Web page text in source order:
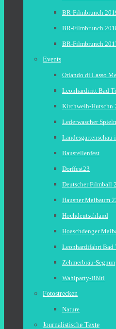
BR-Filmbrunch
BR-Filmbrunch
BR-Filmbrunch
Events
Orlando di Lasso
Leonhardiritt Bad
Kirchweih-Hutschn
Lederwascher
Baustellenfest
Dorffest23
Deutscher Filmball
Hausner Maibaum
Hochdeutschland
Hoaschdenger
Leonhardifahrt Bad
Zehmerbräu-
Wahlparty-Böltl
Fotostrecken
Nature
Journalistische Texte